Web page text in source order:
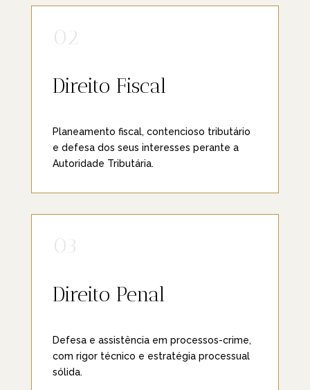
02
Direito Fiscal
Planeamento fiscal, contencioso tributário
e defesa dos seus interesses perante a
Autoridade Tributária.
03
Direito Penal
Defesa e assistência em processos-crime,
com rigor técnico e estratégia processual
sólida.